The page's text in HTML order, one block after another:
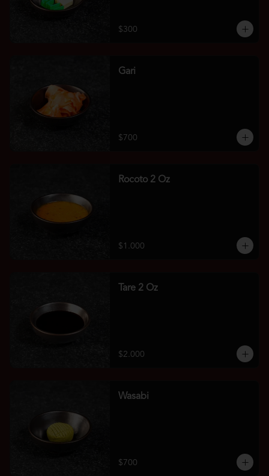
$300
Gari
$700
Rocoto 2 Oz
$1.000
Tare 2 Oz
$2.000
Wasabi
$700